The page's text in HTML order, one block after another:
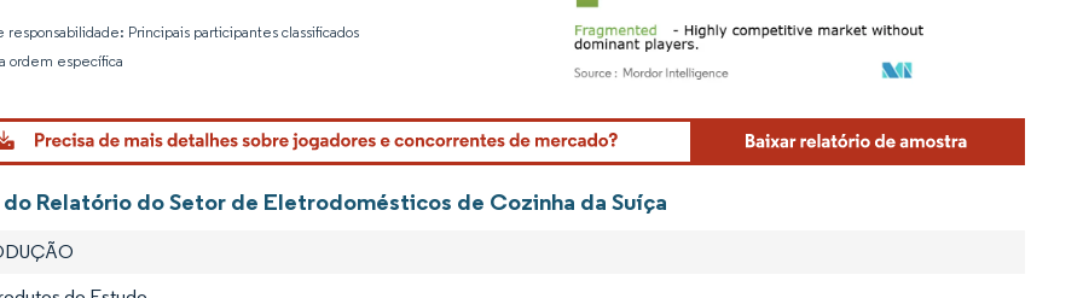
responsabilidade: Principais participantes classificados
ordem específica
Imagem © Mordor Intelligence. O reuso requer atribuição conforme CC BY 4.0.
do Relatório do Setor de Eletrodomésticos de Cozinha da Suíça